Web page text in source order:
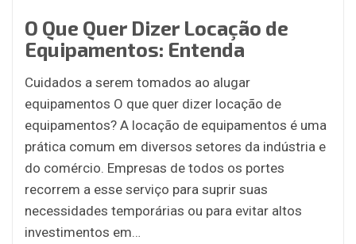
O Que Quer Dizer Locação de
Equipamentos: Entenda
Cuidados a serem tomados ao alugar
equipamentos O que quer dizer locação de
equipamentos? A locação de equipamentos é uma
prática comum em diversos setores da indústria e
do comércio. Empresas de todos os portes
recorrem a esse serviço para suprir suas
necessidades temporárias ou para evitar altos
investimentos em…